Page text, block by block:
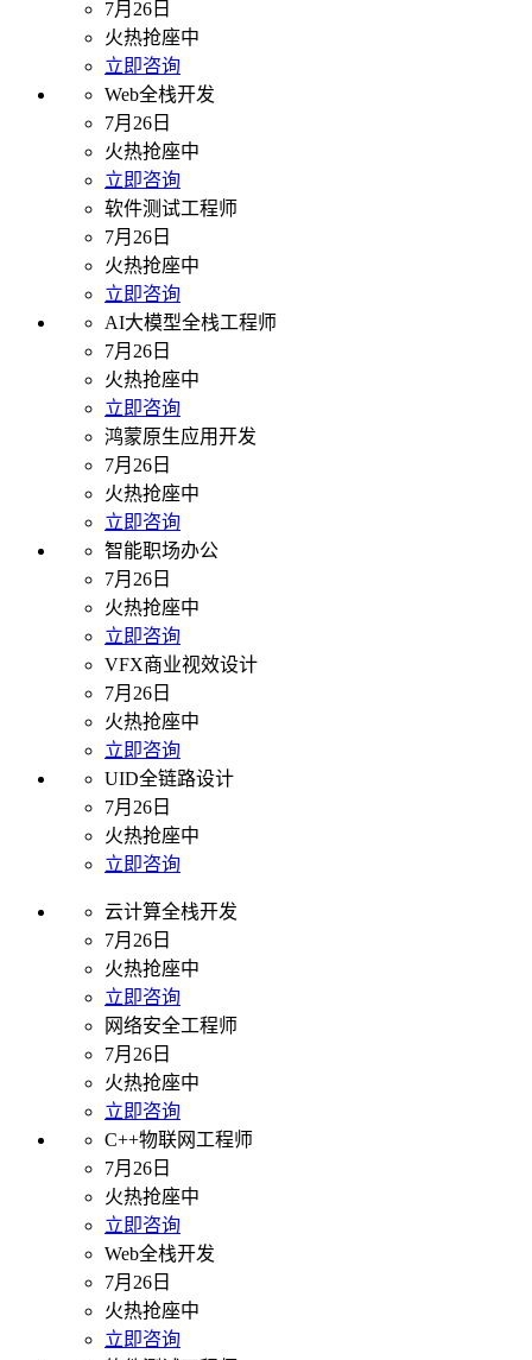
7月26日
火热抢座中
立即咨询
Web全栈开发
7月26日
火热抢座中
立即咨询
软件测试工程师
7月26日
火热抢座中
立即咨询
AI大模型全栈工程师
7月26日
火热抢座中
立即咨询
鸿蒙原生应用开发
7月26日
火热抢座中
立即咨询
智能职场办公
7月26日
火热抢座中
立即咨询
VFX商业视效设计
7月26日
火热抢座中
立即咨询
UID全链路设计
7月26日
火热抢座中
立即咨询
云计算全栈开发
7月26日
火热抢座中
立即咨询
网络安全工程师
7月26日
火热抢座中
立即咨询
C++物联网工程师
7月26日
火热抢座中
立即咨询
Web全栈开发
7月26日
火热抢座中
立即咨询